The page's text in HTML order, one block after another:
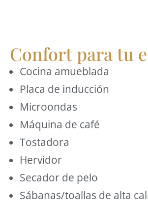
Confort para tu
Cocina amueblada
Placa de inducción
Microondas
Máquina de café
Tostadora
Hervidor
Secador de pelo
Sábanas/toallas de alta